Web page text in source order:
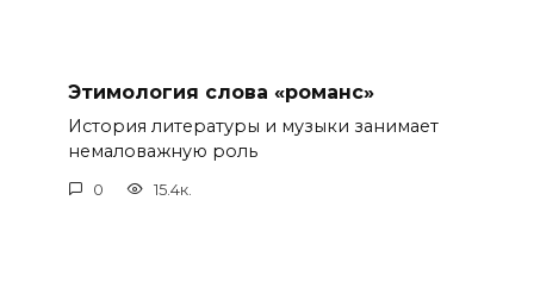
Этимология слова «романс»
История литературы и музыки занимает
немаловажную роль
0 15.4к.